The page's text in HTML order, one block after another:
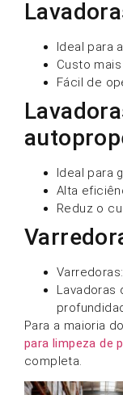
Ideal para
Custo
Fácil de
Ideal para
Alta
Reduz o
Lavadoras
Para a maioria
para limpeza de
completa.